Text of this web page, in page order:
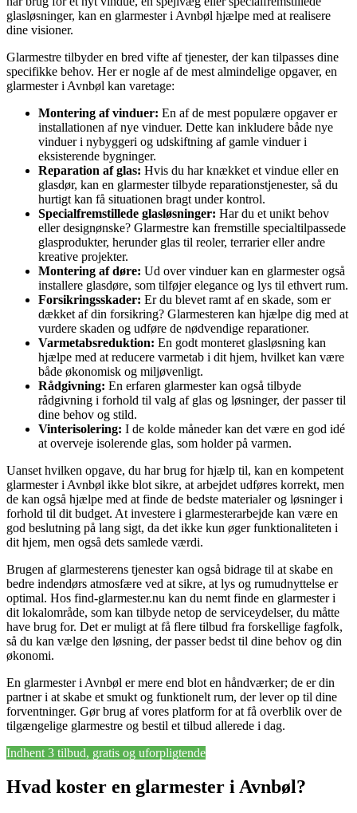
glasløsninger, kan en glarmester i Avnbøl hjælpe med at realisere
dine visioner.
Glarmestre tilbyder en bred vifte af tjenester, der kan tilpasses dine
specifikke behov. Her er nogle af de mest almindelige opgaver, en
glarmester i Avnbøl kan varetage:
Montering af vinduer: En af de mest populære opgaver er
installationen af nye vinduer. Dette kan inkludere både nye
vinduer i nybyggeri og udskiftning af gamle vinduer i
eksisterende bygninger.
Reparation af glas: Hvis du har knækket et vindue eller en
glasdør, kan en glarmester tilbyde reparationstjenester, så du
hurtigt kan få situationen bragt under kontrol.
Specialfremstillede glasløsninger: Har du et unikt behov
eller designønske? Glarmestre kan fremstille specialtilpassede
glasprodukter, herunder glas til reoler, terrarier eller andre
kreative projekter.
Montering af døre: Ud over vinduer kan en glarmester også
installere glasdøre, som tilføjer elegance og lys til ethvert rum.
Forsikringsskader: Er du blevet ramt af en skade, som er
dækket af din forsikring? Glarmesteren kan hjælpe dig med at
vurdere skaden og udføre de nødvendige reparationer.
Varmetabsreduktion: En godt monteret glasløsning kan
hjælpe med at reducere varmetab i dit hjem, hvilket kan være
både økonomisk og miljøvenligt.
Rådgivning: En erfaren glarmester kan også tilbyde
rådgivning i forhold til valg af glas og løsninger, der passer til
dine behov og stild.
Vinterisolering: I de kolde måneder kan det være en god idé
at overveje isolerende glas, som holder på varmen.
Uanset hvilken opgave, du har brug for hjælp til, kan en kompetent
glarmester i Avnbøl ikke blot sikre, at arbejdet udføres korrekt, men
de kan også hjælpe med at finde de bedste materialer og løsninger i
forhold til dit budget. At investere i glarmesterarbejde kan være en
god beslutning på lang sigt, da det ikke kun øger funktionaliteten i
dit hjem, men også dets samlede værdi.
Brugen af glarmesterens tjenester kan også bidrage til at skabe en
bedre indendørs atmosfære ved at sikre, at lys og rumudnyttelse er
optimal. Hos find-glarmester.nu kan du nemt finde en glarmester i
dit lokalområde, som kan tilbyde netop de serviceydelser, du måtte
have brug for. Det er muligt at få flere tilbud fra forskellige fagfolk,
så du kan vælge den løsning, der passer bedst til dine behov og din
økonomi.
En glarmester i Avnbøl er mere end blot en håndværker; de er din
partner i at skabe et smukt og funktionelt rum, der lever op til dine
forventninger. Gør brug af vores platform for at få overblik over de
tilgængelige glarmestre og bestil et tilbud allerede i dag.
Indhent 3 tilbud, gratis og uforpligtende
Hvad koster en glarmester i Avnbøl?